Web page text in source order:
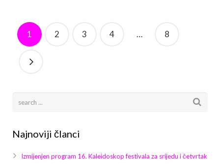
1 2 3 4 … 8
Najnoviji članci
Izmijenjen program 16. Kaleidoskop festivala za srijedu i četvrtak